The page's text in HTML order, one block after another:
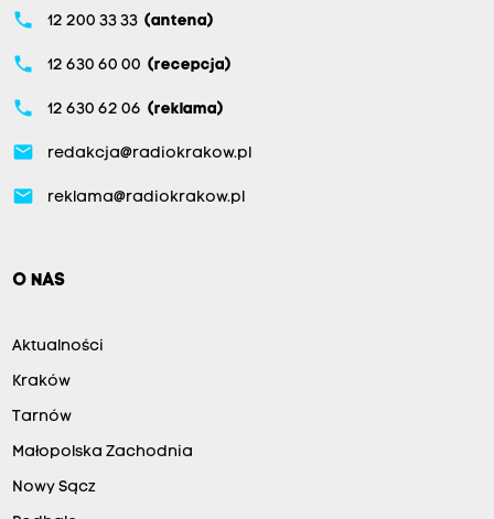
phone 12 200 33 33 (antena)
phone 12 630 60 00 (recepcja)
phone 12 630 62 06 (reklama)
email redakcja@radiokrakow.pl
email reklama@radiokrakow.pl
O NAS
Aktualności
Kraków
Tarnów
Małopolska Zachodnia
Nowy Sącz